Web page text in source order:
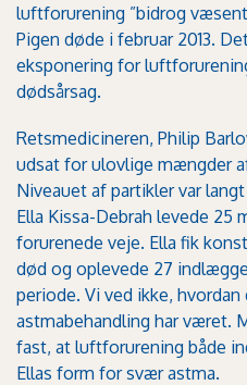
luftforurening ”bidrog
Pigen døde i februar 2013.
eksponering for
dødsårsag.
Retsmedicineren, Philip
udsat for ulovlige mængder
Niveauet af partikler var
Ella Kissa-Debrah levede 25
forurenede veje. Ella fik
død og oplevede 27
periode. Vi ved ikke,
astmabehandling har været.
fast, at luftforurening både
Ellas form for svær astma.